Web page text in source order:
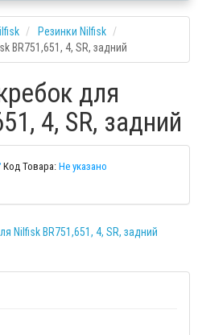
Резинки Nilfisk
BR751,651, 4, SR, задний
для
4, SR, задний
Код Товара: Не указано